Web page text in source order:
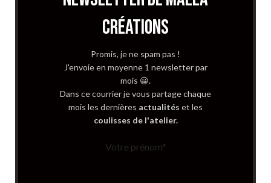
CRÉATIONS
Promis, je ne spam pas !
J'envoie en moyenne 1 newsletter par
mois 😀.
Dans ce courrier je vous partage chaque
mois les dernières actualités et les
coulisses de l'atelier.
Votre prénom*